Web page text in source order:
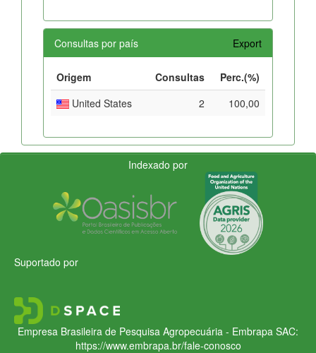
Consultas por país Export
Origem Consultas
Perc.(%)
United States
2 100,00
Indexado por
Suportado por
Empresa Brasileira de Pesquisa Agropecuária - Embrapa SAC:
https://www.embrapa.br/fale-conosco